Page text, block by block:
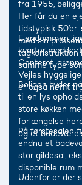
fra 1955,
Her får du en
tidstypisk
med sin
tagkonstruktion
samme type
Ejendommen
kvarter med
Centeret,
Vejles
er også nemt
Boligen byder
til en lys
store køkken
forlængelse
og et
På førstesalen
endnu et
stor gildesal,
disponible rum
Udenfor er der